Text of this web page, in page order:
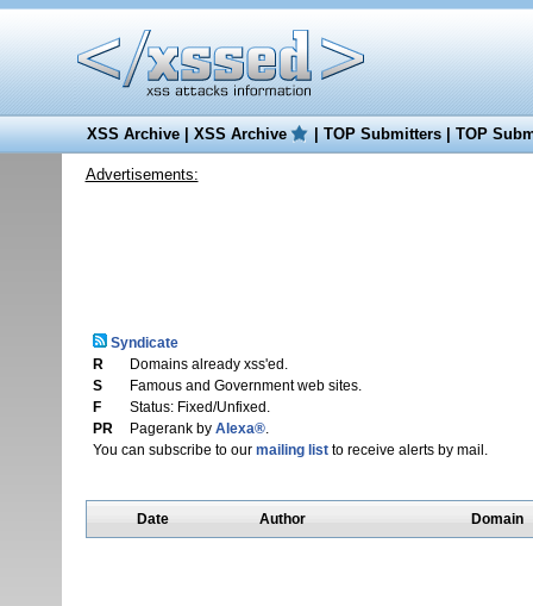
XSS Archive|XSS Archive |TOP Submitters|TOP
Advertisements:
Syndicate
R
Domains already xss'ed.
S
Famous and Government web sites.
F
Status: Fixed/Unfixed.
PR
Pagerank by Alexa®.
You can subscribe to our mailing listto receive alerts by mail.
Date Author Domain